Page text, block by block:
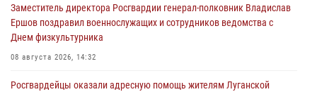
Заместитель директора Росгвардии генерал-полковник Владислав
Ершов поздравил военнослужащих и сотрудников ведомства с
Днем физкультурника
08 августа 2026, 14:32
Росгвардейцы оказали адресную помощь жителям Луганской